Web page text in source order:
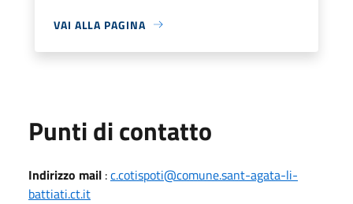
VAI ALLA PAGINA
Punti di contatto
Indirizzo mail :c.cotispoti@comune.sant-agata-li-
battiati.ct.it